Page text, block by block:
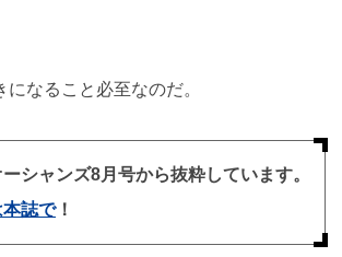
なること必至なのだ。
シャンズ8月号から抜粋しています。
誌で！